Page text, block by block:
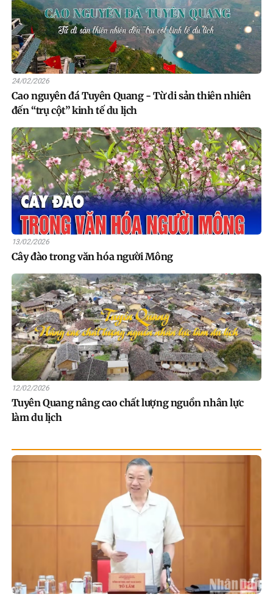
24/02/2026
Cao nguyên đá Tuyên Quang - Từ di sản thiên nhiên
đến “trụ cột” kinh tế du lịch
13/02/2026
Cây đào trong văn hóa người Mông
12/02/2026
Tuyên Quang nâng cao chất lượng nguồn nhân lực
làm du lịch